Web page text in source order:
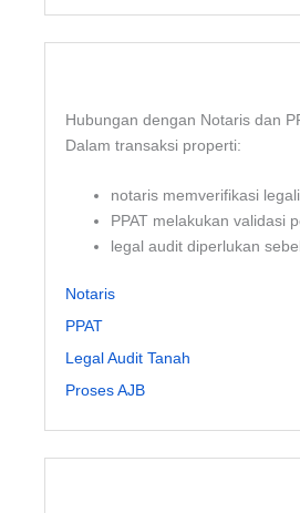
Hubungan dengan Notaris dan
Dalam transaksi properti:
notaris memverifikasi
PPAT melakukan validasi
legal audit diperlukan
Notaris
PPAT
Legal Audit Tanah
Proses AJB